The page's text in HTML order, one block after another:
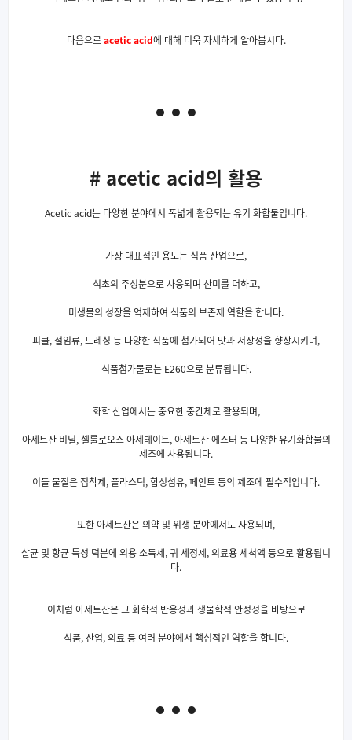
다음으로acetic acid에 대해 더욱 자세하게 알아봅시다.
# acetic acid의 활용
Acetic acid는 다양한 분야에서 폭넓게 활용되는 유기 화합물입니다.
가장 대표적인 용도는 식품 산업으로,
식초의 주성분으로 사용되며 산미를 더하고,
미생물의 성장을 억제하여 식품의 보존제 역할을 합니다.
피클, 절임류, 드레싱 등 다양한 식품에 첨가되어 맛과 저장성을 향상시키며,
식품첨가물로는 E260으로 분류됩니다.
화학 산업에서는 중요한 중간체로 활용되며,
아세트산 비닐, 셀룰로오스 아세테이트, 아세트산 에스터 등 다양한 유기화합물의
제조에 사용됩니다.
이들 물질은 접착제, 플라스틱, 합성섬유, 페인트 등의 제조에 필수적입니다.
또한 아세트산은 의약 및 위생 분야에서도 사용되며,
살균 및 항균 특성 덕분에 외용 소독제, 귀 세정제, 의료용 세척액 등으로 활용됩니
다.
이처럼 아세트산은 그 화학적 반응성과 생물학적 안정성을 바탕으로
식품, 산업, 의료 등 여러 분야에서 핵심적인 역할을 합니다.